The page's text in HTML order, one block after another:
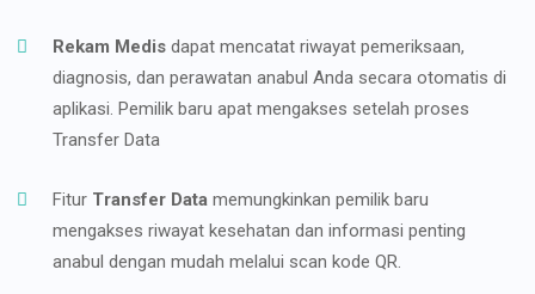
Rekam Medis dapat mencatat riwayat pemeriksaan,
diagnosis, dan perawatan anabul Anda secara otomatis di
aplikasi. Pemilik baru apat mengakses setelah proses
Transfer Data
Fitur Transfer Data memungkinkan pemilik baru
mengakses riwayat kesehatan dan informasi penting
anabul dengan mudah melalui scan kode QR.